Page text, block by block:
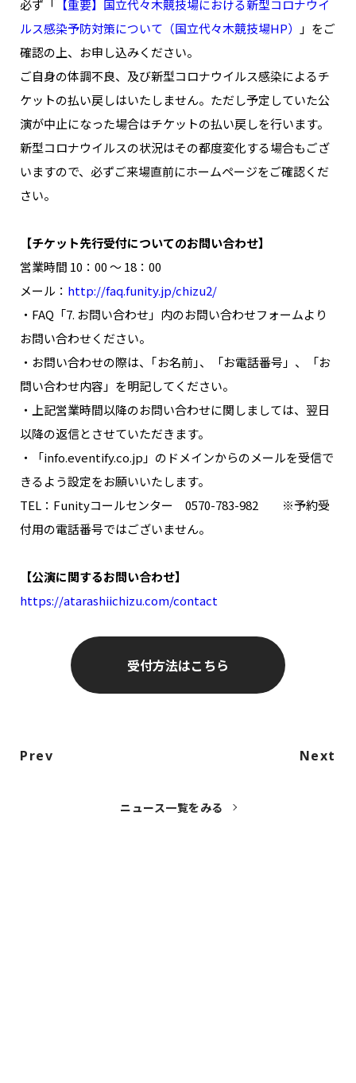
必ず「
【重要】国立代々木競技場における新型コロナウイ
ルス感染予防対策について（国立代々木競技場HP）
」をご
確認の上、お申し込みください。
ご自身の体調不良、及び新型コロナウイルス感染によるチ
ケットの払い戻しはいたしません。ただし予定していた公
演が中止になった場合はチケットの払い戻しを行います。
新型コロナウイルスの状況はその都度変化する場合もござ
いますので、必ずご来場直前にホームページをご確認くだ
さい。
【チケット先行受付についてのお問い合わせ】
営業時間 10：00 ～ 18：00
メール： http://faq.funity.jp/chizu2/
・FAQ「7. お問い合わせ」内のお問い合わせフォームより
お問い合わせください。
・お問い合わせの際は、｢お名前｣、「お電話番号」、「お
問い合わせ内容」を明記してください。
・上記営業時間以降のお問い合わせに関しましては、翌日
以降の返信とさせていただきます。
・「info.eventify.co.jp」のドメインからのメールを受信で
きるよう設定をお願いいたします。
TEL：Funityコールセンター 0570-783-982 ※予約受
付用の電話番号ではございません。
【公演に関するお問い合わせ】
https://atarashiichizu.com/contact
受付方法はこちら
Prev Next
ニュース一覧をみる